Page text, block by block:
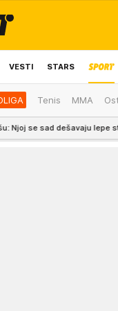
VESTI STARS
REGION NEWS
Tenis MMA
lepe stvari 19:33